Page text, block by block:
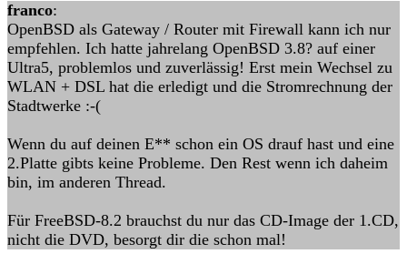
franco:
OpenBSD als Gateway / Router mit Firewall kann ich nur
empfehlen. Ich hatte jahrelang OpenBSD 3.8? auf einer
Ultra5, problemlos und zuverlässig! Erst mein Wechsel zu
WLAN + DSL hat die erledigt und die Stromrechnung der
Stadtwerke :-(
Wenn du auf deinen E** schon ein OS drauf hast und eine
2.Platte gibts keine Probleme. Den Rest wenn ich daheim
bin, im anderen Thread.
Für FreeBSD-8.2 brauchst du nur das CD-Image der 1.CD,
nicht die DVD, besorgt dir die schon mal!